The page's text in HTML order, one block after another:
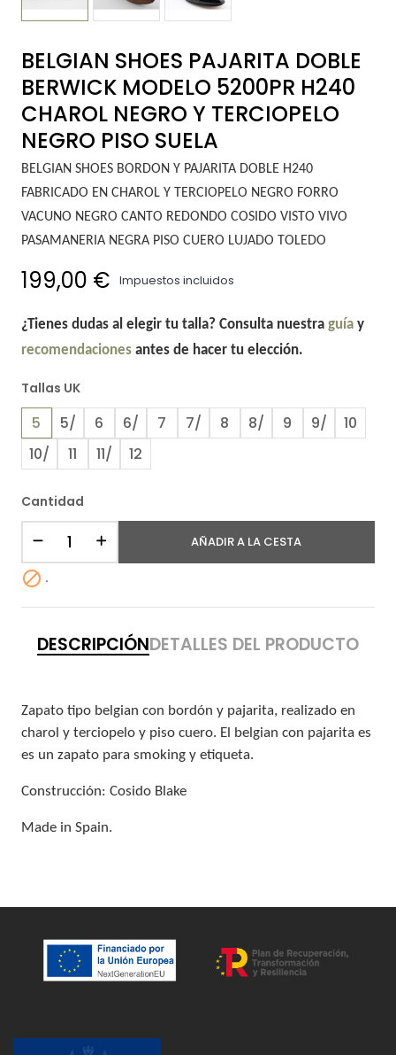
BELGIAN SHOES PAJARITA DOBLE
BERWICK MODELO 5200PR H240
CHAROL NEGRO Y TERCIOPELO
NEGRO PISO SUELA
BELGIAN SHOES BORDON Y PAJARITA DOBLE H240
FABRICADO EN CHAROL Y TERCIOPELO NEGRO FORRO
VACUNO NEGRO CANTO REDONDO COSIDO VISTO VIVO
PASAMANERIA NEGRA PISO CUERO LUJADO TOLEDO
199,00 € Impuestos incluidos
¿Tienes dudas al elegir tu talla? Consulta nuestra guíay
recomendacionesantes de hacer tu elección.
Tallas UK
5 5/ 6 6/ 7 7/ 8 8/ 9 9/
10
10/
11 11/ 12
Cantidad
AÑADIR A LA CESTA
 .
DESCRIPCIÓNDETALLES DEL PRODUCTO
Zapato tipo belgian con bordón y pajarita, realizado en
charol y terciopelo y piso cuero. El belgian con pajarita es
es un zapato para smoking y etiqueta.
Construcción: Cosido Blake
Made in Spain.